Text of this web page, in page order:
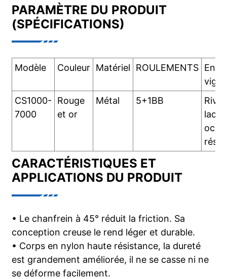
PARAMÈTRE DU PRODUIT
(SPÉCIFICATIONS)
Modèle Couleur Matériel ROULEMENTS En
CS1000-
7000
Rouge
et or
Métal 5+1BB
lacs,
CARACTÉRISTIQUES ET
APPLICATIONS DU PRODUIT
• Le chanfrein à 45° réduit la friction. Sa
conception creuse le rend léger et durable.
• Corps en nylon haute résistance, la dureté
est grandement améliorée, il ne se casse ni ne
se déforme facilement.